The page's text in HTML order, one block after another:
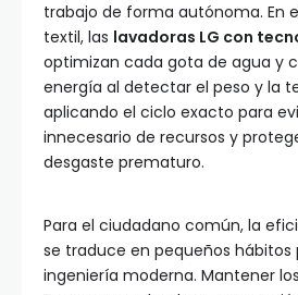
trabajo de forma autónoma. En
textil, las lavadoras LG con
optimizan cada gota de agua y
energía al detectar el peso y la
aplicando el ciclo exacto para
innecesario de recursos y
desgaste prematuro.
Para el ciudadano común, la
se traduce en pequeños hábitos
ingeniería moderna. Mantener